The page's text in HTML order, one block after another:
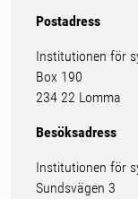
Postadress
Institutionen för
Box 190
234 22 Lomma
Besöksadress
Institutionen för
Sundsvägen 3